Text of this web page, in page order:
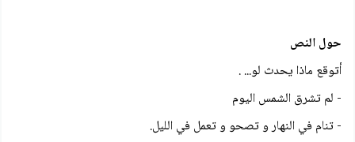
حول النص
أتوقع ماذا يحدث لو... .
- لم تشرق الشمس اليوم
- تنام في النهار و تصحو و تعمل في الليل.